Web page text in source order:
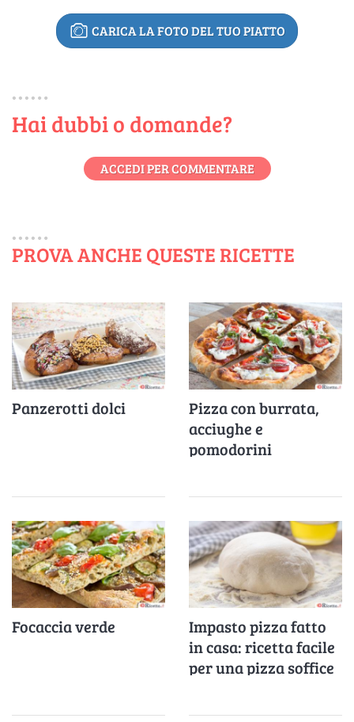
CARICA LA FOTO DEL TUO PIATTO
Hai dubbi o domande?
ACCEDI PER COMMENTARE
PROVA ANCHE QUESTE RICETTE
Panzerotti dolci
Pizza con burrata,
acciughe e
pomodorini
Focaccia verde
Impasto pizza fatto
in casa: ricetta facile
per una pizza soffice